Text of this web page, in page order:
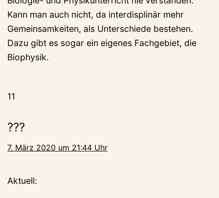
Kann man auch nicht, da interdisplinär mehr
Gemeinsamkeiten, als Unterschiede bestehen.
Dazu gibt es sogar ein eigenes Fachgebiet, die
Biophysik.
11
???
7. März 2020 um 21:44 Uhr
Aktuell: